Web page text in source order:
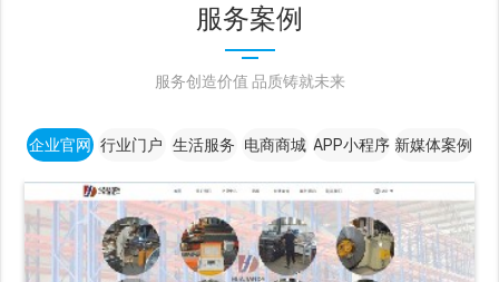
服务案例
服务创造价值 品质铸就未来
企业官网 行业门户 生活服务 电商商城 APP小程序 新媒体案例